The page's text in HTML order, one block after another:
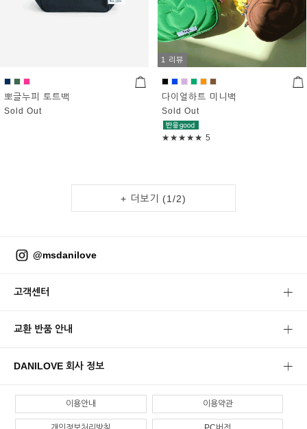
뽀글누피 토트백
Sold Out
1 리뷰
다이얼하트 미니백
Sold Out
★★★★★ 5
+ 더보기 (1 /2)
@msdanilove
고객센터
교환 반품 안내
DANILOVE 회사 정보
이용안내 이용약관